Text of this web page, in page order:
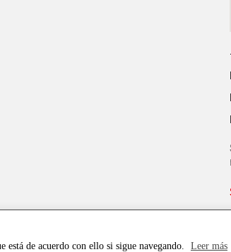
de acuerdo con ello si sigue navegando. Leer más